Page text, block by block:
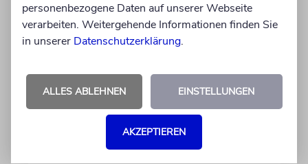
MEINUNG
Wie Georg Restle die
untergräbt
Nach dem X-Post des Journalisten hat sich
Gemeinde Köln, an WDR-
personenbezogene Daten auf unserer Webseite
verarbeiten. Weitergehende Informationen finden Sie
in unserer Datenschutzerklärung.
ALLES ABLEHNEN EINSTELLUNGEN
AKZEPTIEREN